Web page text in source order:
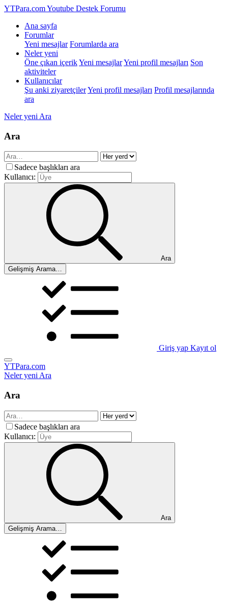
YTPara.comYoutube Destek Forumu
Ana sayfa
Forumlar
Yeni mesajlar Forumlarda ara
Neler yeni
Öne çıkan içerikYeni mesajlarYeni profil mesajları Son
aktiviteler
Kullanıcılar
Şu anki ziyaretçilerYeni profil mesajları Profil mesajlarında
ara
Neler yeni Ara
Ara
Sadece başlıkları ara
Kullanıcı:
Ara
Gelişmiş Arama…
Giriş yap Kayıt ol
YTPara.com
Neler yeniAra
Ara
Sadece başlıkları ara
Kullanıcı:
Ara
Gelişmiş Arama…